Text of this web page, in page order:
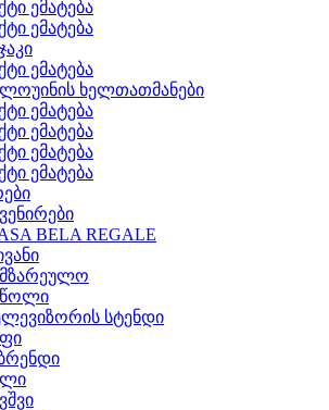
ემატება
ემატება
ემატება
ხელთათმანები
ემატება
ემატება
ემატება
ემატება
BELA REGALE
სტენდი